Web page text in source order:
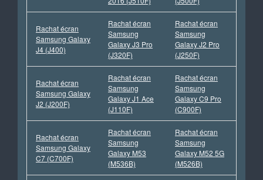
Rachat écran
Samsung Galaxy
J4 (J400)
Rachat écran
Samsung
Galaxy J3 Pro
(J320F)
Rachat écran
Samsung
Galaxy J2 Pro
(J250F)
Rachat écran
Samsung Galaxy
J2 (J200F)
Rachat écran
Samsung
Galaxy J1 Ace
(J110F)
Rachat écran
Samsung
Galaxy C9 Pro
(C900F)
Rachat écran
Samsung Galaxy
C7 (C700F)
Rachat écran
Samsung
Galaxy M53
(M536B)
Rachat écran
Samsung
Galaxy M52 5G
(M526B)